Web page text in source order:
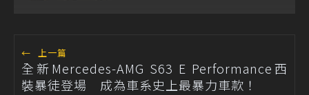
← 上一篇
全新Mercedes-AMG S63 E Performance西
裝暴徒登場 成為車系史上最暴力車款！